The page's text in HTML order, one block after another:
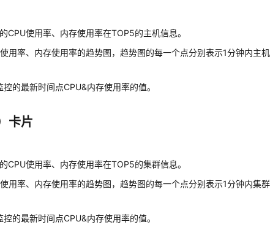
CPU使用率、内存使用率在TOP5的主机信息。
用率、内存使用率的趋势图，趋势图的每一个点分别表示1分钟内主机
的最新时间点CPU&内存使用率的值。
卡片
CPU使用率、内存使用率在TOP5的集群信息。
用率、内存使用率的趋势图，趋势图的每一个点分别表示1分钟内集群
的最新时间点CPU&内存使用率的值。